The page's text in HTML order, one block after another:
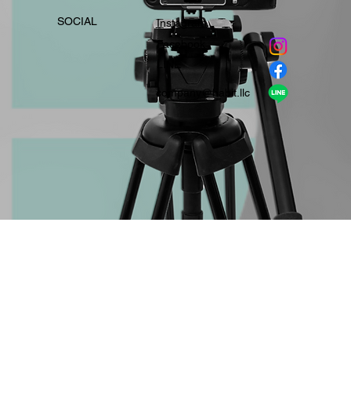
​SOCIAL
Instagram
​Facebook
company＠habit.llc